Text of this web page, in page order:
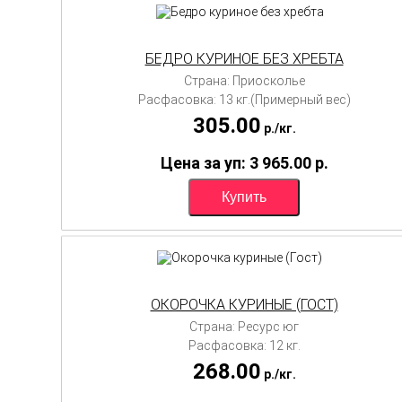
БЕДРО КУРИНОЕ БЕЗ ХРЕБТА
Страна: Приосколье
Расфасовка: 13 кг.(Примерный вес)
305.00 p./кг.
Цена за уп: 3 965.00 p.
ОКОРОЧКА КУРИНЫЕ (ГОСТ)
Страна: Ресурс юг
Расфасовка: 12 кг.
268.00 p./кг.